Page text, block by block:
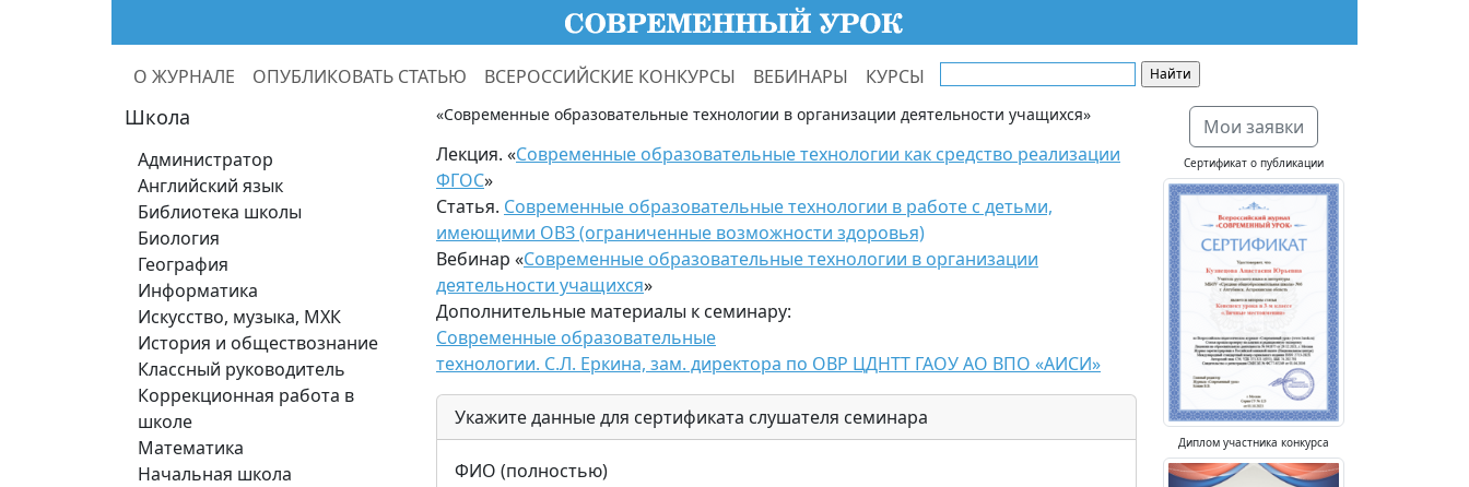
О ЖУРНАЛЕ ОПУБЛИКОВАТЬ СТАТЬЮ ВСЕРОССИЙСКИЕ КОНКУРСЫ ВЕБИНАРЫ КУРСЫ
Школа
Администратор
Английский язык
Библиотека школы
Биология
География
Информатика
Искусство, музыка, МХК
История и обществознание
Классный руководитель
Коррекционная работа в
школе
Математика
Начальная школа
«Современные образовательные технологии в организации деятельности учащихся»
Лекция. «Современные образовательные технологии как средство реализации
ФГОС»
Статья. Современные образовательные технологии в работе с детьми,
имеющими ОВЗ (ограниченные возможности здоровья)
Вебинар «Современные образовательные технологии в организации
деятельности учащихся»
Дополнительные материалы к семинару:
Современные образовательные
технологии. С.Л. Еркина, зам. директора по ОВР ЦДНТТ ГАОУ АО ВПО «АИСИ»
Укажите данные для сертификата слушателя семинара
ФИО (полностью)
Мои заявки
Сертификат о публикации
Диплом участника конкурса